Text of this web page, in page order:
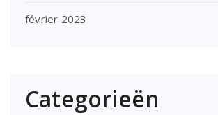
février 2023
Categorieën